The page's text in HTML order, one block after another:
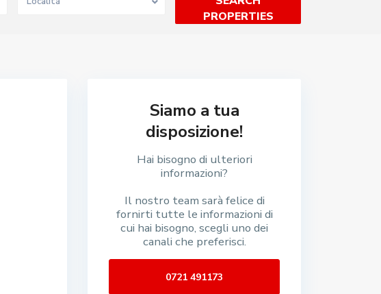
Siamo a tua
disposizione!
Hai bisogno di ulteriori
informazioni?
Il nostro team sarà felice di
fornirti tutte le informazioni di
cui hai bisogno, scegli uno dei
canali che preferisci.
0721 491173